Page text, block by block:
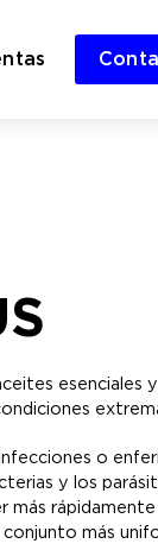
esenciales
o
y los
más